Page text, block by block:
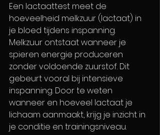
Een lactaattest meet de
hoeveelheid melkzuur (lactaat) in
je bloed tijdens inspanning.
Melkzuur ontstaat wanneer je
spieren energie produceren
zonder voldoende zuurstof. Dit
gebeurt vooral bij intensieve
inspanning. Door te weten
wanneer en hoeveel lactaat je
lichaam aanmaakt, krijg je inzicht in
je conditie en trainingsniveau.